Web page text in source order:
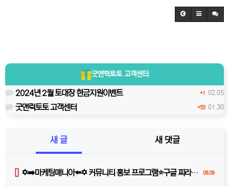
굿앤럭토토고객센터
+1 02.05
2024년 2월 토대장 현금지원이벤트
+53 01.30
굿앤럭토토 고객센터
새 글 새 댓글
08.09
✡️➡️마케팅매니아⬅️✡️ 커뮤니티 홍보 프로그램⭐️구글 찌라시 프로그램⭐️카톡 텔레 미니게임 오토픽⭐️마케팅프로그램✡️ pur6